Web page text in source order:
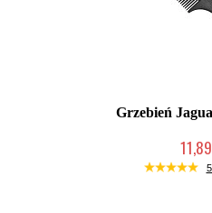
Grzebień
Duża ilość